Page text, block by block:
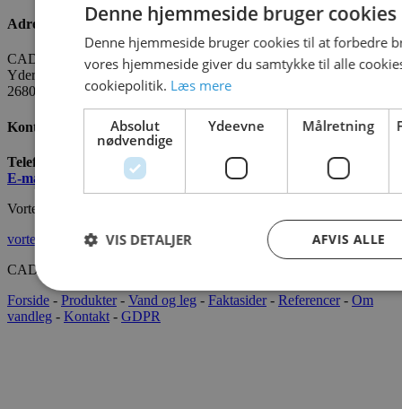
Adresse
CADO AQUA Danmark
Yderholmvej 35
2680 Solrød
Kontakt os
Telefon:
+45 7022 2628
E-mail
info@cado.dk
Vortex International
vortex-intl.com
CADOAQUA® 2022 Alle rettigheder forbeholdes.
Forside - Produkter- Vand og leg - Faktasider- Referencer- Om
vandleg - Kontakt - GDPR
Denne hjemmeside bruger cookies
Denne hjemmeside bruger cookies til at forbedre
vores hjemmeside giver du samtykke til alle
cookiepolitik. Læs mere
Absolut
nødvendige
Ydeevne Målretning
AFVIS ALLE
VIS DETALJER